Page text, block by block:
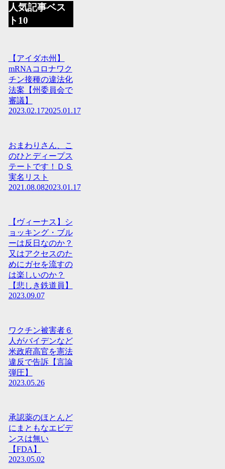
人気記事ベス
ト10
【アイダホ州】
mRNAコロナワク
チン接種の違法化
法案【州委員会で
審議】
2023.02.172025.01.17
おまわりさん、こ
のひとディープス
テートです！ＤＳ
実名リスト
2021.08.082023.01.17
【ヴィーナス】シ
ョッキング・ブル
ーは反日なのか？
又はアクセスのた
めにガセを流すの
は楽しいのか？
【悲しき鉄道員】
2023.09.07
ワクチン被害者６
人がバイデンなど
米政府高官を憲法
違反で告訴【言論
弾圧】
2023.05.26
承認薬のほとんど
にまともなエビデ
ンスは無い
【FDA】
2023.05.02